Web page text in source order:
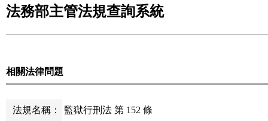
法務部主管法規查詢系統
相關法律問題
法規名稱： 監獄行刑法 第 152 條